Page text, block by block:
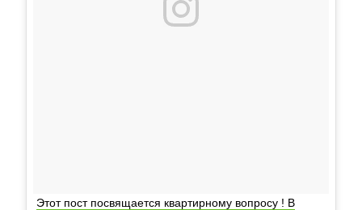
Этот пост посвящается квартирному вопросу ! В